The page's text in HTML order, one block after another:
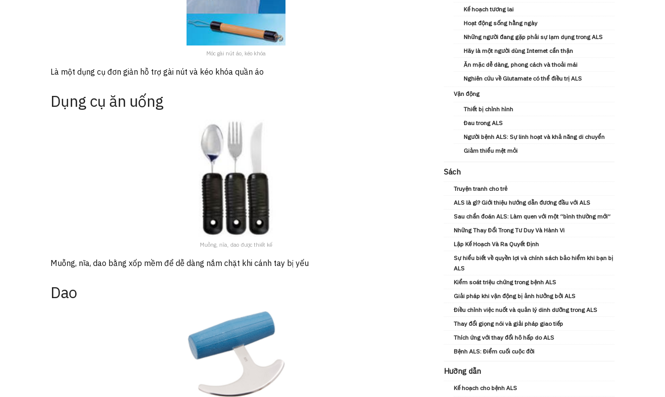
Móc gài nút áo, kéo khóa
Là một dụng cụ đơn giản hỗ trợ gài nút và kéo khóa quần áo
Dụng cụ ăn uống
Muỗng, nĩa, dao được thiết kế
Muỗng, nĩa, dao bằng xốp mềm để dễ dàng nắm chặt khi cánh tay bị yếu
Dao
Kế hoạch tương lai
Hoạt động sống hằng ngày
Những người đang gặp phải sự lạm dụng trong ALS
Hãy là một người dùng Internet cẩn thận
Ăn mặc dễ dàng, phong cách và thoải mái
Nghiên cứu về Glutamate có thể điều trị ALS
Vận động
Thiết bị chỉnh hình
Đau trong ALS
Người bệnh ALS: Sự linh hoạt và khả năng di chuyển
Giảm thiểu mệt mỏi
Sách
Truyện tranh cho trẻ
ALS là gì? Giới thiệu hướng dẫn đương đầu với ALS
Sau chẩn đoán ALS: Làm quen với một “bình thường mới”
Những Thay Đổi Trong Tư Duy Và Hành Vi
Lập Kế Hoạch Và Ra Quyết Định
Sự hiểu biết về quyền lợi và chính sách bảo hiểm khi bạn bị
ALS
Kiểm soát triệu chứng trong bệnh ALS
Giải pháp khi vận động bị ảnh hưởng bởi ALS
Điều chỉnh việc nuốt và quản lý dinh dưỡng trong ALS
Thay đổi giọng nói và giải pháp giao tiếp
Thích ứng với thay đổi hô hấp do ALS
Bệnh ALS: Điểm cuối cuộc đời
Hưỡng dẫn
Kế hoạch cho bệnh ALS